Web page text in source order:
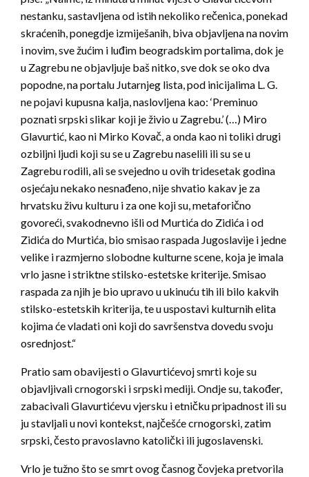
nestanku, sastavljena od istih nekoliko rečenica, ponekad
skraćenih, ponegdje izmiješanih, biva objavljena na novim
i novim, sve žućim i luđim beogradskim portalima, dok je
u Zagrebu ne objavljuje baš nitko, sve dok se oko dva
popodne, na portalu Jutarnjeg lista, pod inicijalima L. G.
ne pojavi kupusna kalja, naslovljena kao: ‘Preminuo
poznati srpski slikar koji je živio u Zagrebu.’ (…) Miro
Glavurtić, kao ni Mirko Kovač, a onda kao ni toliki drugi
ozbiljni ljudi koji su se u Zagrebu naselili ili su se u
Zagrebu rodili, ali se svejedno u ovih tridesetak godina
osjećaju nekako nesnađeno, nije shvatio kakav je za
hrvatsku živu kulturu i za one koji su, metaforično
govoreći, svakodnevno išli od Murtića do Zidića i od
Zidića do Murtića, bio smisao raspada Jugoslavije i jedne
velike i razmjerno slobodne kulturne scene, koja je imala
vrlo jasne i striktne stilsko-estetske kriterije. Smisao
raspada za njih je bio upravo u ukinuću tih ili bilo kakvih
stilsko-estetskih kriterija, te u uspostavi kulturnih elita
kojima će vladati oni koji do savršenstva dovedu svoju
osrednjost.“
Pratio sam obavijesti o Glavurtićevoj smrti koje su
objavljivali crnogorski i srpski mediji. Ondje su, također,
zabacivali Glavurtićevu vjersku i etničku pripadnost ili su
ju stavljali u novi kontekst, najčešće crnogorski, zatim
srpski, često pravoslavno katolički ili jugoslavenski.
Vrlo je tužno što se smrt ovog časnog čovjeka pretvorila